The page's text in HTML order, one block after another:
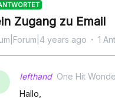
Zugang zu Email
years ago 1
Iefthand One Hit
Hallo,